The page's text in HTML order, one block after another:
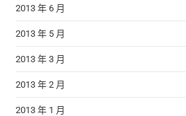
2013 年 6 月
2013 年 5 月
2013 年 3 月
2013 年 2 月
2013 年 1 月